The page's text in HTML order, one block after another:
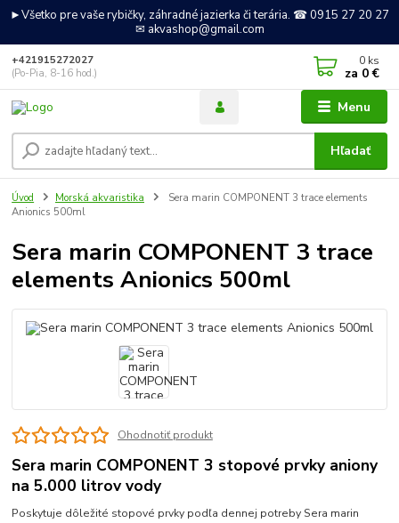
►Všetko pre vaše rybičky, záhradné jazierka či terária. ☎ 0915 27 20 27
✉ akvashop@gmail.com
Menu
Hľadať
+421915272027
(Po-Pia, 8-16 hod.)
0 ks
za 0 €
Úvod Morská akvaristika
Sera marin COMPONENT 3 trace elements
Anionics 500ml
Sera marin COMPONENT 3 trace
elements Anionics 500ml
Ohodnotiť produkt
Sera marin COMPONENT 3 stopové prvky aniony
na 5.000 litrov vody
Poskytuje dôležité stopové prvky podľa dennej potreby Sera marin